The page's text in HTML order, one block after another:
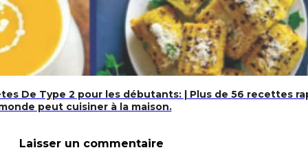
De Type 2 pour les débutants: | Plus de 56 recettes
peut cuisiner à la maison.
Laisser un commentaire